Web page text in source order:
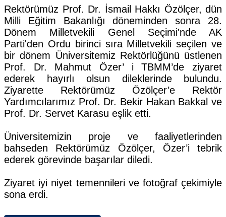
Rektörümüz Prof. Dr. İsmail Hakkı Özölçer, dün
Milli Eğitim Bakanlığı döneminden sonra 28.
Dönem Milletvekili Genel Seçimi'nde AK
Parti'den Ordu birinci sıra Milletvekili seçilen ve
bir dönem Üniversitemiz Rektörlüğünü üstlenen
Prof. Dr. Mahmut Özer’ i TBMM’de ziyaret
ederek hayırlı olsun dileklerinde bulundu.
Ziyarette Rektörümüz Özölçer’e Rektör
Yardımcılarımız Prof. Dr. Bekir Hakan Bakkal ve
Prof. Dr. Servet Karasu eşlik etti.
Üniversitemizin proje ve faaliyetlerinden
bahseden Rektörümüz Özölçer, Özer’i tebrik
ederek görevinde başarılar diledi.
Ziyaret iyi niyet temennileri ve fotoğraf çekimiyle
sona erdi.